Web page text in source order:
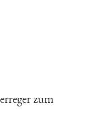
zum